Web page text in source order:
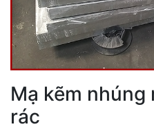
Mạ kẽm nhúng
rác